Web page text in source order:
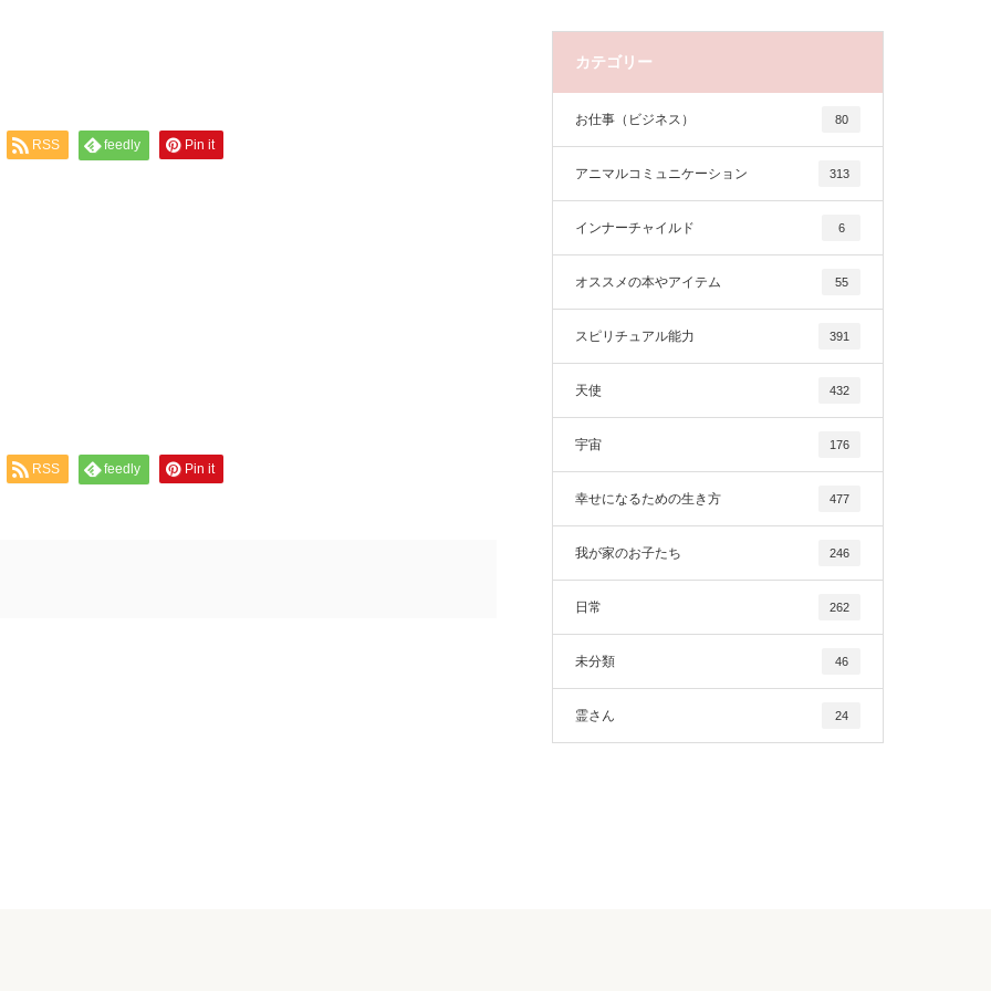
RSS feedly Pin it
RSS feedly Pin it
カテゴリー
お仕事（ビジネス） 80
アニマルコミュニケーション 313
インナーチャイルド 6
オススメの本やアイテム 55
スピリチュアル能力 391
天使 432
宇宙 176
幸せになるための生き方 477
我が家のお子たち 246
日常 262
未分類 46
霊さん 24